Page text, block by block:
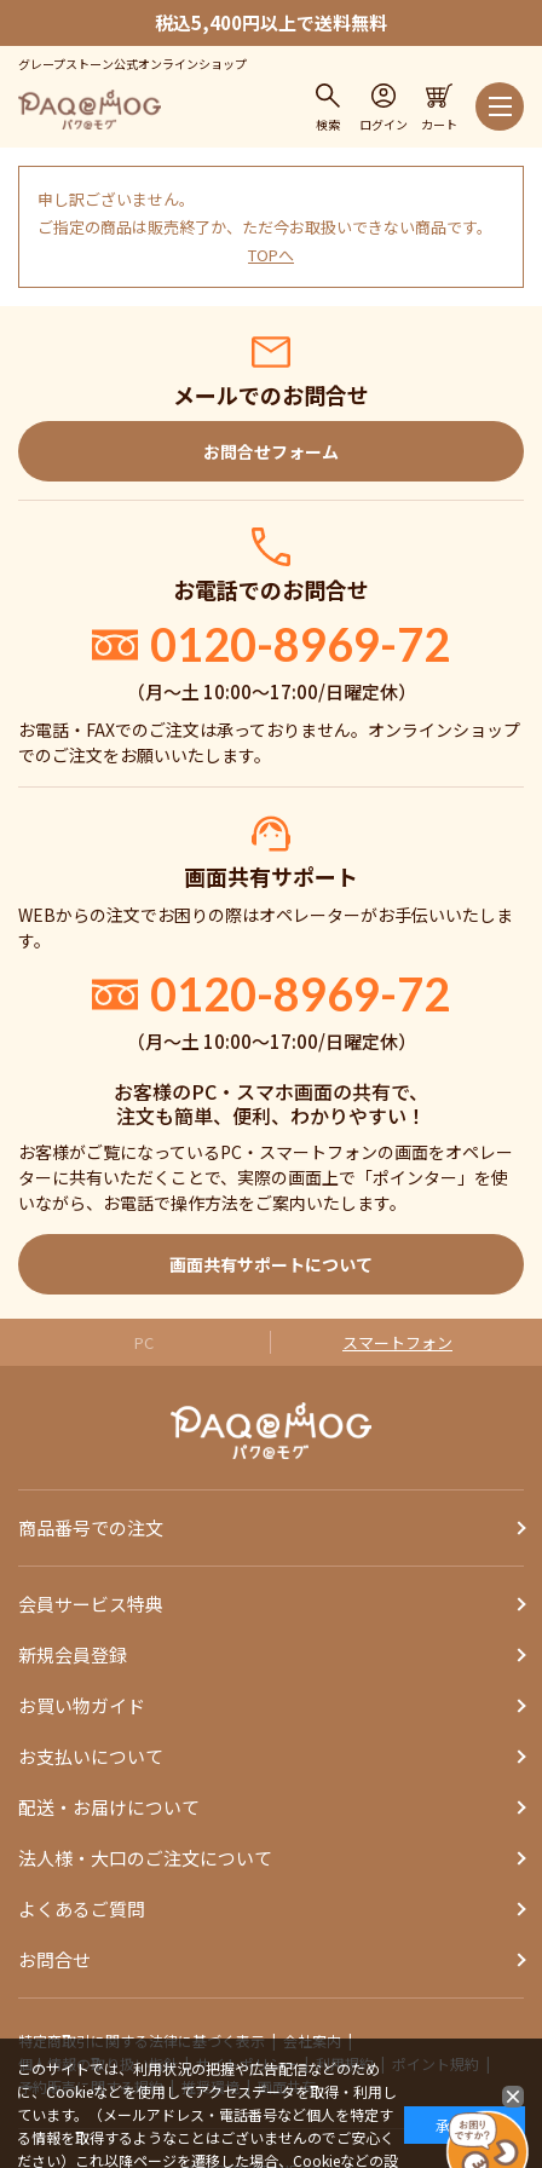
税込5,400円以上で送料無料
グレープストーン公式オンラインショップ
検索 ログイン カート
申し訳ございません。
ご指定の商品は販売終了か、ただ今お取扱いできない商品です。
TOPへ
メールでのお問合せ
お問合せフォーム
お電話でのお問合せ
0120-8969-72
（月〜土 10:00〜17:00/日曜定休）
お電話・FAXでのご注文は承っておりません。オンラインショップ
でのご注文をお願いいたします。
画面共有サポート
WEBからの注文でお困りの際はオペレーターがお手伝いいたしま
す。
0120-8969-72
（月〜土 10:00〜17:00/日曜定休）
お客様のPC・スマホ画面の共有で、
注文も簡単、便利、わかりやすい！
お客様がご覧になっているPC・スマートフォンの画面をオペレー
ターに共有いただくことで、実際の画面上で「ポインター」を使
いながら、お電話で操作方法をご案内いたします。
画面共有サポートについて
PC スマートフォン
商品番号での注文
会員サービス特典
新規会員登録
お買い物ガイド
お支払いについて
配送・お届けについて
法人様・大口のご注文について
よくあるご質問
お問合せ
特定商取引に関する法律に基づく表示
会社案内
個人情報の取り扱い指針
サイトポリシー 利用規約
ポイント規約
予約販売に関する規約
推奨環境 画面共有
このサイトでは、利用状況の把握や広告配信などのため
に、Cookieなどを使用してアクセスデータを取得・利用し
ています。（メールアドレス・電話番号など個人を特定す
る情報を取得するようなことはございませんのでご安心く
ださい）これ以降ページを遷移した場合、Cookieなどの設
承諾する